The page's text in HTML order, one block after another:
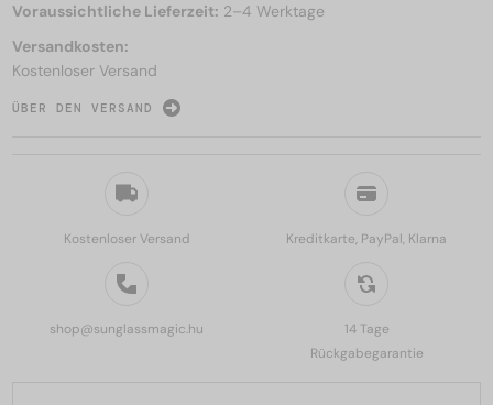
Kostenloser Versand Kreditkarte, PayPal, Klarna
shop@sunglassmagic.hu
14 Tage
Rückgabegarantie
Voraussichtliche Lieferzeit: 2–4 Werktage
Versandkosten:
Kostenloser Versand
ÜBER DEN VERSAND